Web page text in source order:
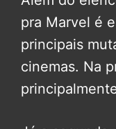
pra Marvel é
principais
cinemas. Na